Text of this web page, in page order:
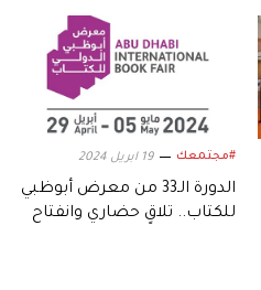
#مجتمعك 19 ابريل 2024
الدورة الـ33 من معرض أبوظبي
للكتاب.. تلاقٍ حضاري وانفتاح